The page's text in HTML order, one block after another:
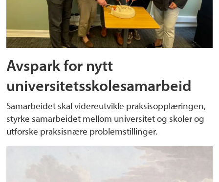
Avspark for nytt
universitetsskolesamarbeid
Samarbeidet skal videreutvikle praksisopplæringen,
styrke samarbeidet mellom universitet og skoler og
utforske praksisnære problemstillinger.